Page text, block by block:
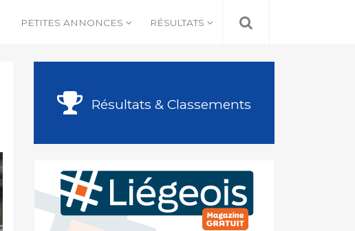
PETITES ANNONCES RÉSULTATS
Résultats & Classements